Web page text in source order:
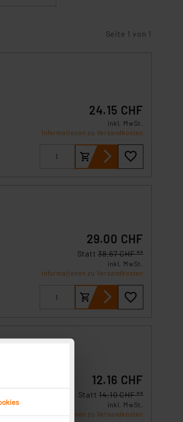
Seite 1 von 1
24.15 CHF
inkl. MwSt.
Informationen zu Versandkosten
29.00 CHF
Statt38.67 CHF **
inkl. MwSt.
Informationen zu Versandkosten
12.16 CHF
Statt14.10 CHF **
inkl. MwSt.
Informationen zu Versandkosten